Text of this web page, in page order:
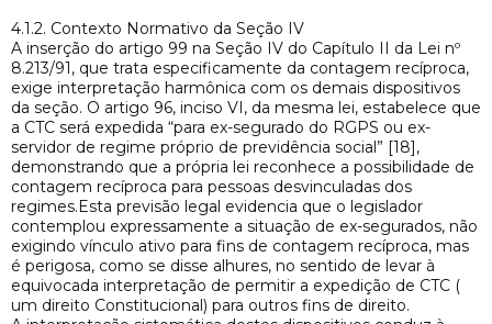
4.1.2. Contexto Normativo da Seção IV
A inserção do artigo 99 na Seção IV do Capítulo II da Lei nº
8.213/91, que trata especificamente da contagem recíproca,
exige interpretação harmônica com os demais dispositivos
da seção. O artigo 96, inciso VI, da mesma lei, estabelece que
a CTC será expedida “para ex-segurado do RGPS ou ex-
servidor de regime próprio de previdência social” [18],
demonstrando que a própria lei reconhece a possibilidade de
contagem recíproca para pessoas desvinculadas dos
regimes.Esta previsão legal evidencia que o legislador
contemplou expressamente a situação de ex-segurados, não
exigindo vínculo ativo para fins de contagem recíproca, mas
é perigosa, como se disse alhures, no sentido de levar à
equivocada interpretação de permitir a expedição de CTC (
um direito Constitucional) para outros fins de direito.